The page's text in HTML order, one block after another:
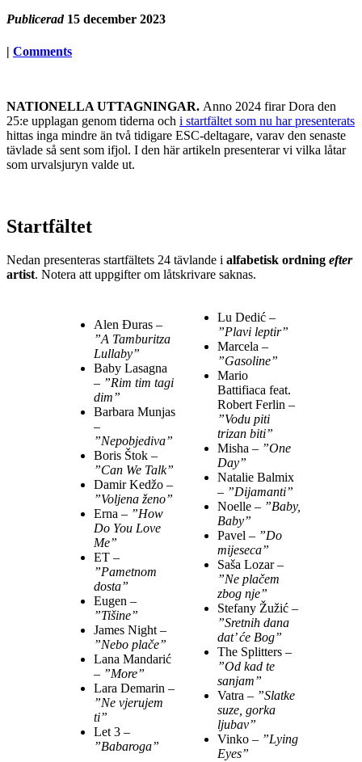
Publicerad 15 december 2023
| Comments
NATIONELLA UTTAGNINGAR. Anno 2024 firar Dora den
25:e upplagan genom tiderna och i startfältet som nu har presenterats
hittas inga mindre än två tidigare ESC-deltagare, varav den senaste
tävlade så sent som ifjol. I den här artikeln presenterar vi vilka låtar
som urvalsjuryn valde ut.
Startfältet
Nedan presenteras startfältets 24 tävlande i alfabetisk ordning efter
artist. Notera att uppgifter om låtskrivare saknas.
Alen Đuras –
”A Tamburitza
Lullaby”
Baby Lasagna
– ”Rim tim tagi
dim”
Barbara Munjas
–
”Nepobjediva”
Boris Štok –
”Can We Talk”
Damir Kedžo –
”Voljena ženo”
Erna – ”How
Do You Love
Me”
ET –
”Pametnom
dosta”
Eugen –
”Tišine”
James Night –
”Nebo plače”
Lana Mandarić
– ”More”
Lara Demarin –
”Ne vjerujem
ti”
Let 3 –
”Babaroga”
Lu Dedić –
”Plavi leptir”
Marcela –
”Gasoline”
Mario
Battifiaca feat.
Robert Ferlin –
”Vodu piti
trizan biti”
Misha – ”One
Day”
Natalie Balmix
– ”Dijamanti”
Noelle – ”Baby,
Baby”
Pavel – ”Do
mijeseca”
Saša Lozar –
”Ne plačem
zbog nje”
Stefany Žužić –
”Sretnih dana
dat’ će Bog”
The Splitters –
”Od kad te
sanjam”
Vatra – ”Slatke
suze, gorka
ljubav”
Vinko – ”Lying
Eyes”